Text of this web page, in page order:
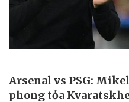
Arsenal vs PSG:
phong tỏa